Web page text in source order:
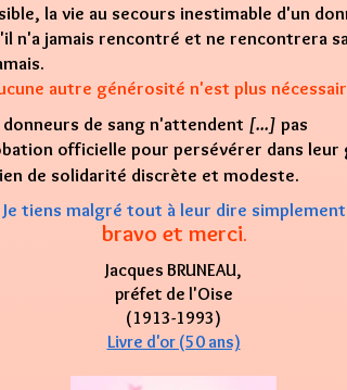
la vie au secours inestimable d'un
n'a jamais rencontré et ne rencontrera
autre générosité n'est plus
de sang n'attendent [...] pas
officielle pour persévérer dans leur
de solidarité discrète et modeste.
Je tiens malgré tout à leur dire simplement
bravo et merci.
Jacques BRUNEAU,
préfet de l'Oise
(1913-1993)
Livre d'or (50 ans)